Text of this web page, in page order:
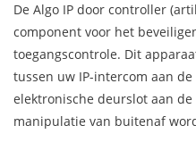
De Algo IP door controller
component voor het
toegangscontrole. Dit
tussen uw IP-intercom aan
elektronische deurslot aan
manipulatie van buitenaf